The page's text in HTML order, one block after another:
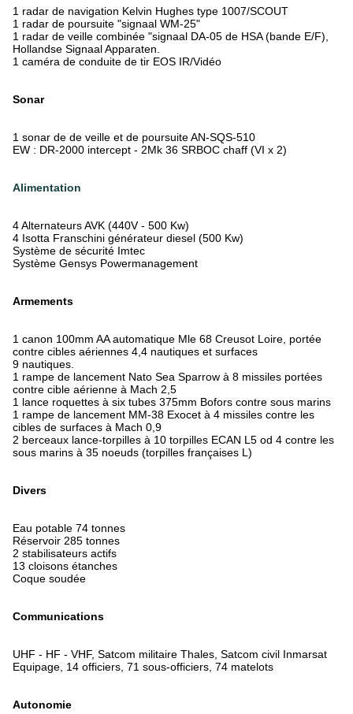
1 radar de navigation Kelvin Hughes type 1007/SCOUT
1 radar de poursuite "signaal WM-25"
1 radar de veille combinée "signaal DA-05 de HSA (bande E/F),
Hollandse Signaal Apparaten.
1 caméra de conduite de tir EOS IR/Vidéo
Sonar
1 sonar de de veille et de poursuite AN-SQS-510
EW : DR-2000 intercept - 2Mk 36 SRBOC chaff (VI x 2)
Alimentation
4 Alternateurs AVK (440V - 500 Kw)
4 Isotta Franschini générateur diesel (500 Kw)
Système de sécurité Imtec
Système Gensys Powermanagement
Armements
1 canon 100mm AA automatique Mle 68 Creusot Loire, portée
contre cibles aériennes 4,4 nautiques et surfaces
9 nautiques.
1 rampe de lancement Nato Sea Sparrow à 8 missiles portées
contre cible aérienne à Mach 2,5
1 lance roquettes à six tubes 375mm Bofors contre sous marins
1 rampe de lancement MM-38 Exocet à 4 missiles contre les
cibles de surfaces à Mach 0,9
2 berceaux lance-torpilles à 10 torpilles ECAN L5 od 4 contre les
sous marins à 35 noeuds (torpilles françaises L)
Divers
Eau potable 74 tonnes
Réservoir 285 tonnes
2 stabilisateurs actifs
13 cloisons étanches
Coque soudée
Communications
UHF - HF - VHF, Satcom militaire Thales, Satcom civil Inmarsat
Equipage, 14 officiers, 71 sous-officiers, 74 matelots
Autonomie